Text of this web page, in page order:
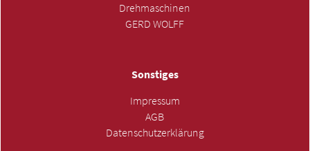
Drehmaschinen
GERD WOLFF
Sonstiges
Impressum
AGB
Datenschutzerklärung